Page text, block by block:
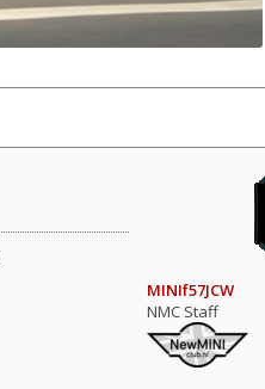
MINIf57JCW
NMC Staff